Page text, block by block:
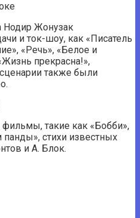
Нодир Жонузак
и ток-шоу, как «Писатель
«Речь», «Белое и
прекрасна!»,
также были
такие как «Бобби»,
стихи известных
и А. Блок.